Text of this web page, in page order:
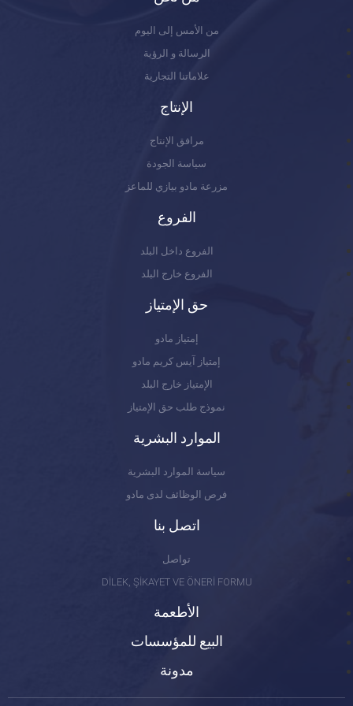
من الأمس إلى اليوم
الرسالة و الرؤية
علاماتنا التجارية
الإنتاج
مرافق الإنتاج
سياسة الجودة
مزرعة مادو بيازي للماعز
الفروع
الفروع داخل البلد
الفروع خارج البلد
حق الإمتياز
إمتياز مادو
إمتياز آيس كريم مادو
الإمتياز خارج البلد
نموذج طلب حق الإمتياز
الموارد البشرية
سياسة الموارد البشرية
فرص الوظائف لدى مادو
اتصل بنا
تواصل
DİLEK, ŞİKAYET VE ÖNERİ FORMU
الأطعمة
البيع للمؤسسات
مدونة